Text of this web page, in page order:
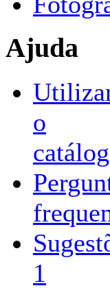
Ajuda
o
1